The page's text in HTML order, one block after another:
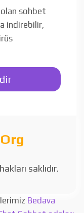
sohbet
indirebilir,
saklıdır.
Bedava